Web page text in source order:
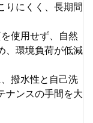
りにくく、長期間
使用せず、自然
、環境負荷が低減
撥水性と自己洗
ナンスの手間を大